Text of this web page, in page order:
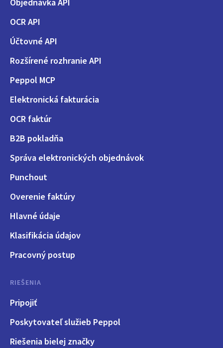
Objednávka API
OCR API
Účtovné API
Rozšírené rozhranie API
Peppol MCP
Elektronická fakturácia
OCR faktúr
B2B pokladňa
Správa elektronických objednávok
Punchout
Overenie faktúry
Hlavné údaje
Klasifikácia údajov
Pracovný postup
RIEŠENIA
Pripojiť
Poskytovateľ služieb Peppol
Riešenia bielej značky